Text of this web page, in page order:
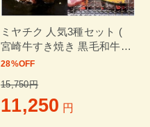
ミヤチク 人気3種セット (
宮崎牛すき焼き 黒毛和牛サ
イコロステーキ 黒毛和牛焼
28%OFF
15,750円
11,250 円